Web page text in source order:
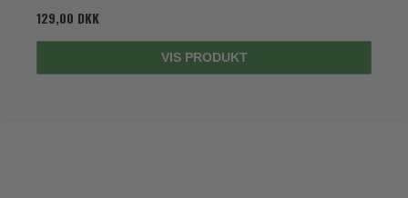
129,00 DKK
VIS PRODUKT